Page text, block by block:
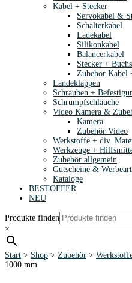
Kabel + Stecker
Servokabel &
Schalterkabel
Ladekabel
Silikonkabel
Balancerkabel
Stecker +
Zubehör Kabel
Landeklappen
Schrauben +
Schrumpfschläuche
Video Kamera &
Kamera
Zubehör Video
Werkstoffe + div.
Werkzeuge +
Zubehör allgemein
Gutscheine &
Kataloge
BESTOFFER
NEU
Produkte finden
×
Start > Shop > Zubehör >
1000 mm